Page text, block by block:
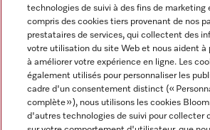
FRANCAIS
Miele sur Instagram
Miele sur Youtube
technologies de suivi à des fins de marketing
compris des cookies tiers provenant de nos
prestataires de services, qui collectent des
votre utilisation du site Web et nous aident à
à améliorer votre expérience en ligne. Les
également utilisés pour personnaliser les
cadre d'un consentement distinct («
complète »), nous utilisons les cookies
d'autres technologies de suivi pour collecter